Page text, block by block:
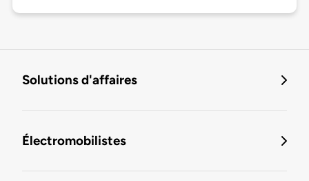
Solutions d'affaires
Électromobilistes